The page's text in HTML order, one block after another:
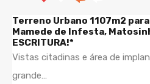
Terreno Urbano 1107m2
Mamede de Infesta,
ESCRITURA!*
Vistas citadinas e área de
grande…